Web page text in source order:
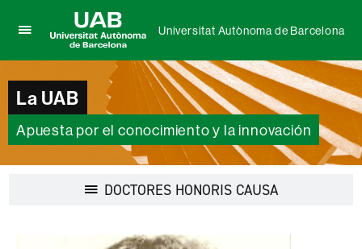
aquí
para
desplegar
el
menú
de
Autònoma
de
Universitat Autònoma de Barcelona
La UAB
Apuesta por el conocimiento y la innovación
DOCTORES HONORIS CAUSA